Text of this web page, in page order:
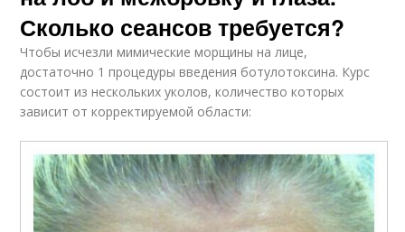
Сколько сеансов требуется?
Чтобы исчезли мимические морщины на лице,
достаточно 1 процедуры введения ботулотоксина. Курс
состоит из нескольких уколов, количество которых
зависит от корректируемой области: